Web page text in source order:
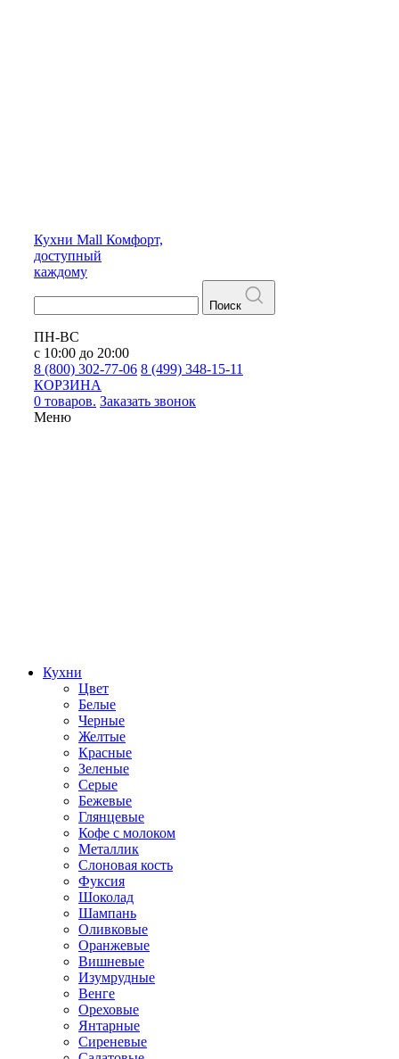
Кухни Mall Комфорт,
доступный
каждому
Поиск
ПН-ВС
с 10:00 до 20:00
8 (800) 302-77-06 8 (499) 348-15-11
КОРЗИНА
0 товаров. Заказать звонок
Меню
Кухни
Цвет
Белые
Черные
Желтые
Красные
Зеленые
Серые
Бежевые
Глянцевые
Кофе с молоком
Металлик
Слоновая кость
Фуксия
Шоколад
Шампань
Оливковые
Оранжевые
Вишневые
Изумрудные
Венге
Ореховые
Янтарные
Сиреневые